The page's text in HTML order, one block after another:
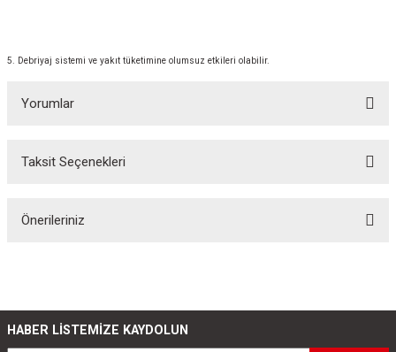
5. Debriyaj sistemi ve yakıt tüketimine olumsuz etkileri olabilir.
Yorumlar
Bu ürüne ilk yorumu siz yapın!
Taksit Seçenekleri
Önerileriniz
Görüş ve önerileriniz için teşekkür ederiz.
HABER LİSTEMİZE KAYDOLUN